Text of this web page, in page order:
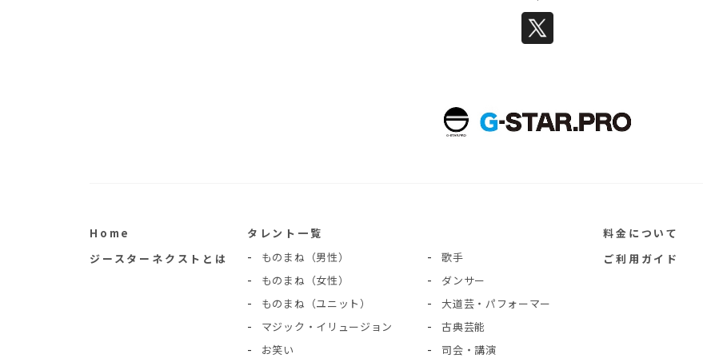
Home
ジースターネクストとは
タレント一覧
ものまね（男性）
ものまね（女性）
ものまね（ユニット）
マジック・イリュージョン
お笑い
歌手
ダンサー
大道芸・パフォーマー
古典芸能
司会・講演
料金について
ご利用ガイド